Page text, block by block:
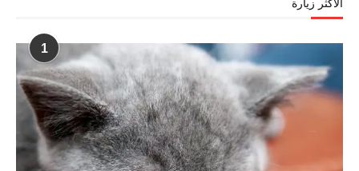
الأكثر زيارة
1